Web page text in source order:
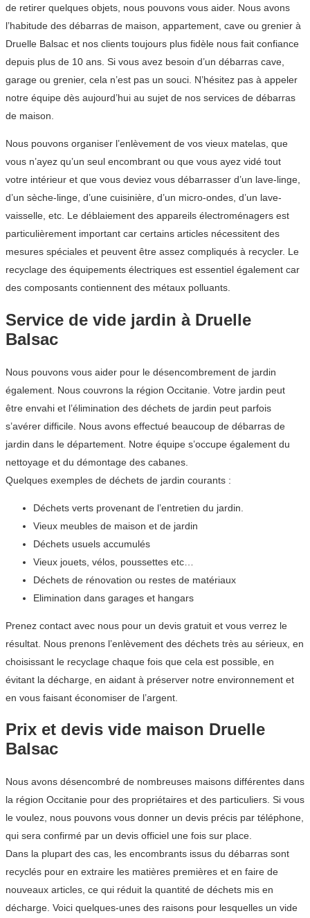
de retirer quelques objets, nous pouvons vous aider. Nous avons
l’habitude des débarras de maison, appartement, cave ou grenier à
Druelle Balsac et nos clients toujours plus fidèle nous fait confiance
depuis plus de 10 ans. Si vous avez besoin d’un débarras cave,
garage ou grenier, cela n’est pas un souci. N’hésitez pas à appeler
notre équipe dès aujourd’hui au sujet de nos services de débarras
de maison.
Nous pouvons organiser l’enlèvement de vos vieux matelas, que
vous n’ayez qu’un seul encombrant ou que vous ayez vidé tout
votre intérieur et que vous deviez vous débarrasser d’un lave-linge,
d’un sèche-linge, d’une cuisinière, d’un micro-ondes, d’un lave-
vaisselle, etc. Le déblaiement des appareils électroménagers est
particulièrement important car certains articles nécessitent des
mesures spéciales et peuvent être assez compliqués à recycler. Le
recyclage des équipements électriques est essentiel également car
des composants contiennent des métaux polluants.
Service de vide jardin à Druelle
Balsac
Nous pouvons vous aider pour le désencombrement de jardin
également. Nous couvrons la région Occitanie. Votre jardin peut
être envahi et l’élimination des déchets de jardin peut parfois
s’avérer difficile. Nous avons effectué beaucoup de débarras de
jardin dans le département. Notre équipe s’occupe également du
nettoyage et du démontage des cabanes.
Quelques exemples de déchets de jardin courants :
Déchets verts provenant de l’entretien du jardin.
Vieux meubles de maison et de jardin
Déchets usuels accumulés
Vieux jouets, vélos, poussettes etc…
Déchets de rénovation ou restes de matériaux
Elimination dans garages et hangars
Prenez contact avec nous pour un devis gratuit et vous verrez le
résultat. Nous prenons l’enlèvement des déchets très au sérieux, en
choisissant le recyclage chaque fois que cela est possible, en
évitant la décharge, en aidant à préserver notre environnement et
en vous faisant économiser de l’argent.
Prix et devis vide maison Druelle
Balsac
Nous avons désencombré de nombreuses maisons différentes dans
la région Occitanie pour des propriétaires et des particuliers. Si vous
le voulez, nous pouvons vous donner un devis précis par téléphone,
qui sera confirmé par un devis officiel une fois sur place.
Dans la plupart des cas, les encombrants issus du débarras sont
recyclés pour en extraire les matières premières et en faire de
nouveaux articles, ce qui réduit la quantité de déchets mis en
décharge. Voici quelques-unes des raisons pour lesquelles un vide